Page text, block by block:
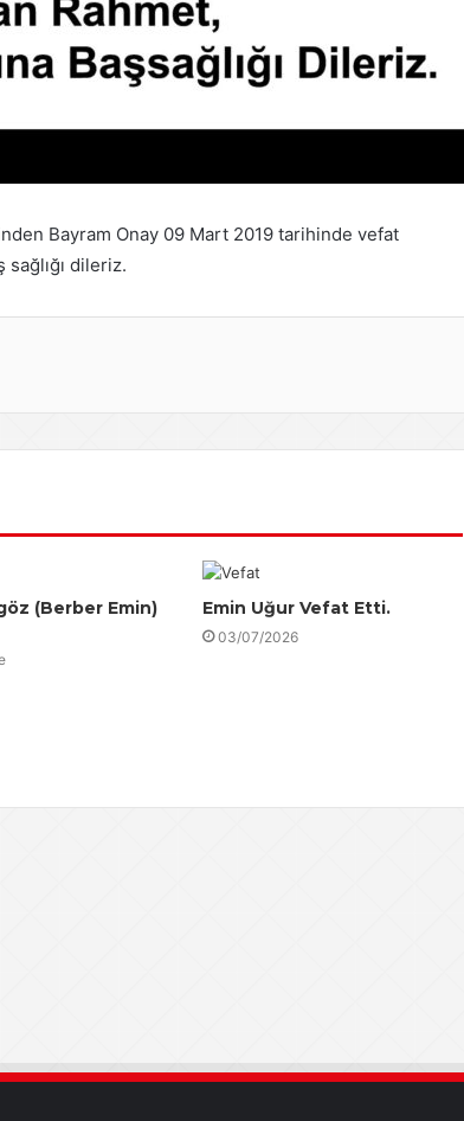
Bayram Onay 09 Mart 2019 tarihinde vefat
dileriz.
(Berber Emin)
Emin Uğur Vefat Etti.
03/07/2026